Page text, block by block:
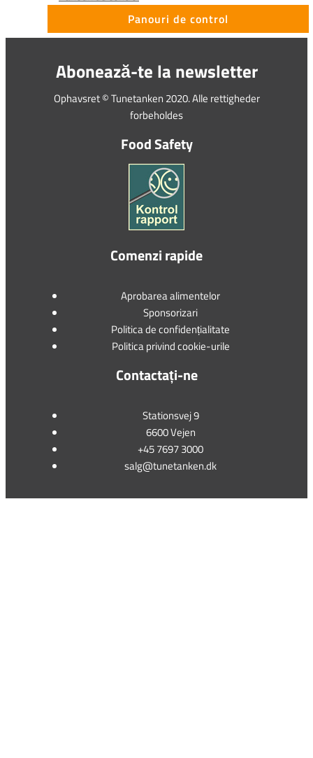
Panouri de control
Abonează-te la newsletter
Ophavsret © Tunetanken 2020. Alle rettigheder
forbeholdes
Food Safety
Comenzi rapide
Aprobarea alimentelor
Sponsorizari
Politica de confidențialitate
Politica privind cookie-urile
Contactați-ne
Stationsvej 9
6600 Vejen
+45 7697 3000
salg@tunetanken.dk